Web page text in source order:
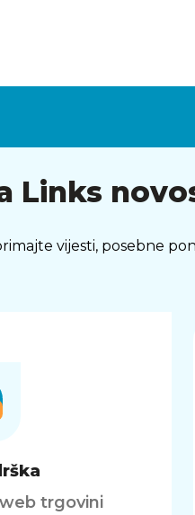
Links
vijesti, posebne
trgovini